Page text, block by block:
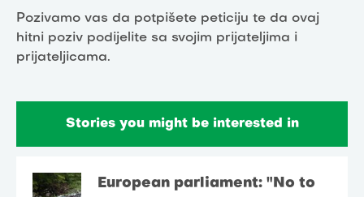
Pozivamo vas da potpišete peticiju te da ovaj
hitni poziv podijelite sa svojim prijateljima i
prijateljicama.
Stories you might be interested in
European parliament: "No to